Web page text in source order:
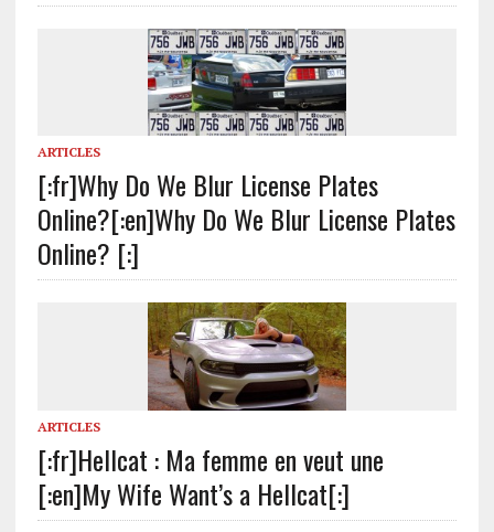
ARTICLES
[:fr]Why Do We Blur License Plates
Online?[:en]Why Do We Blur License Plates
Online? [:]
ARTICLES
[:fr]Hellcat : Ma femme en veut une
[:en]My Wife Want’s a Hellcat[:]